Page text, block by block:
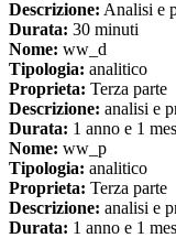
Descrizione: Analisi e
Durata: 30 minuti
Nome: ww_d
Tipologia: analitico
Proprieta: Terza parte
Descrizione: analisi e
Durata: 1 anno e 1
Nome: ww_p
Tipologia: analitico
Proprieta: Terza parte
Descrizione: analisi e
Durata: 1 anno e 1